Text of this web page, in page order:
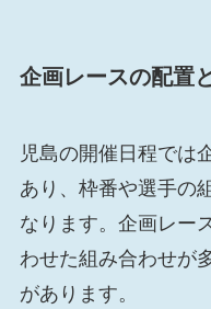
企画レースの配置
児島の開催日程では
あり、枠番や選手の
なります。企画レー
わせた組み合わせが
があります。